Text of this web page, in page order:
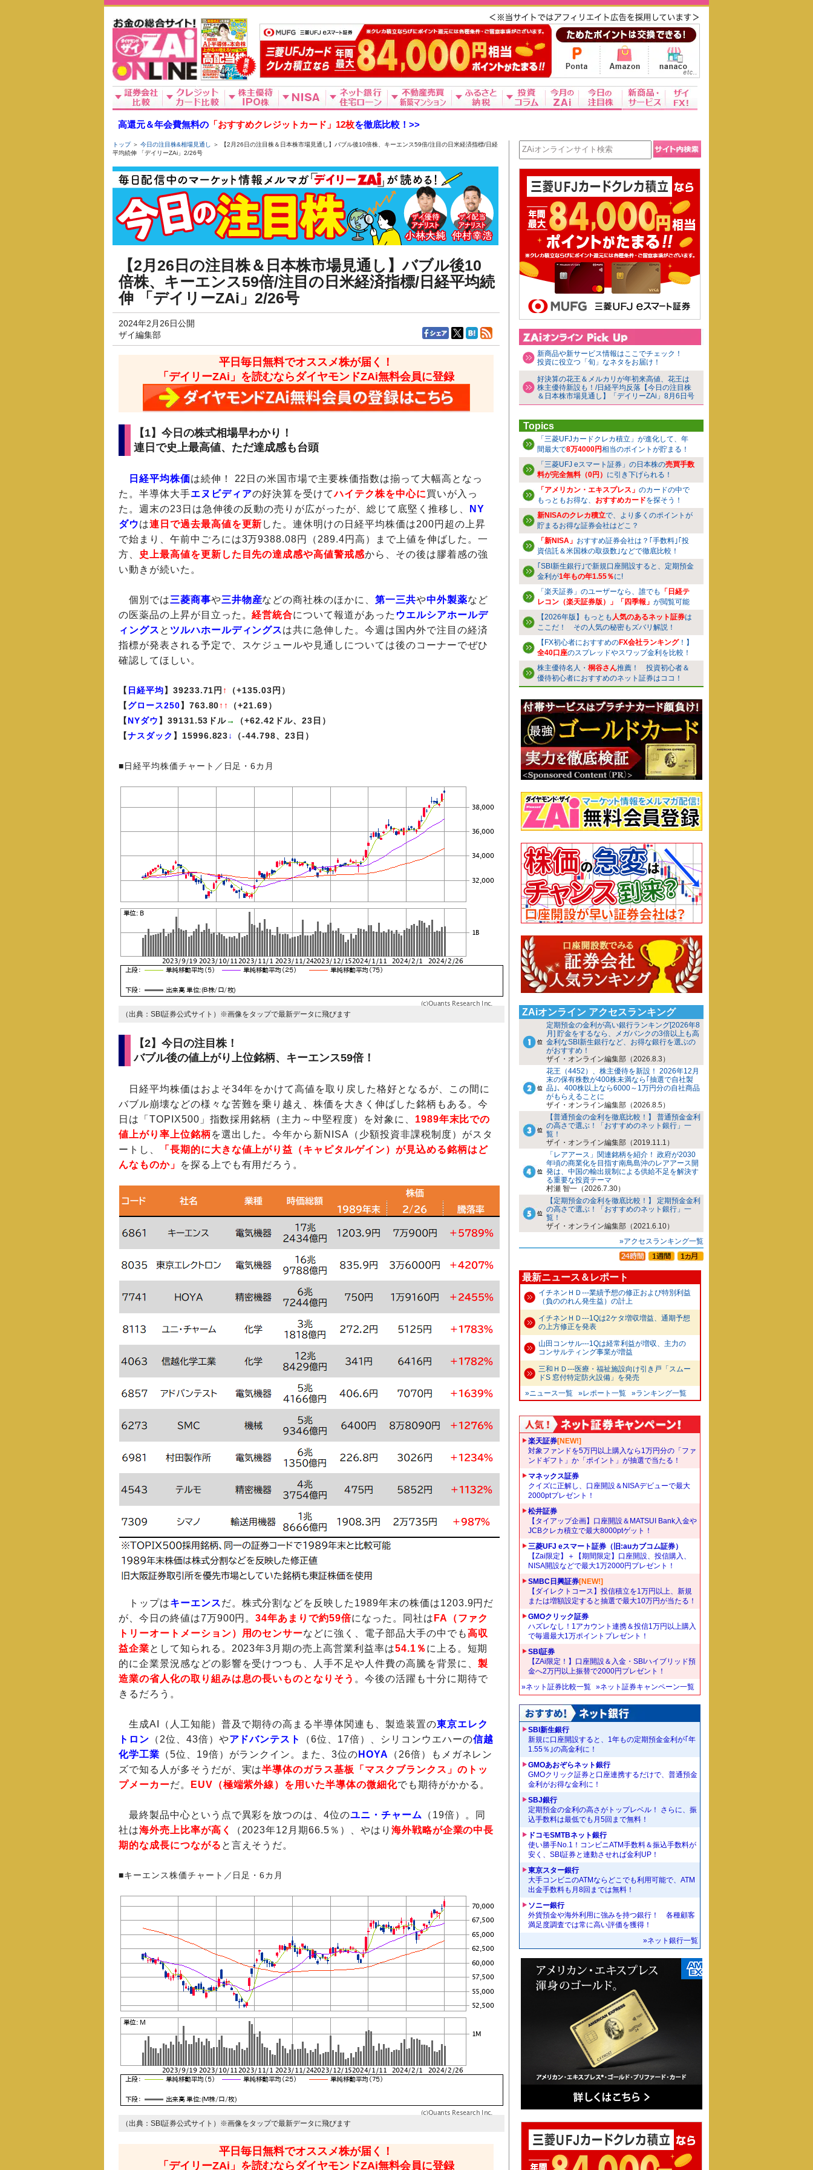
高還元＆年会費無料の 「おすすめクレジットカード」12枚を徹底比較！>>
トップ＞ 今日の注目株&相場見通し
＞ 【2月26日の注目株＆日本株市場見通し】バブル後10倍株、キーエンス59倍/注目の日米経済指標/日経
平均続伸 「デイリーZAi」2/26号
【2月26日の注目株＆日本株市場見通し】バブル後10
倍株、キーエンス59倍/注目の日米経済指標/日経平均続
伸 「デイリーZAi」2/26号
2024年2月26日公開
ザイ編集部
平日毎日無料でオススメ株が届く！
「デイリーZAi」を読むならダイヤモンドZAi無料会員に登録
【1】今日の株式相場早わかり！
連日で史上最高値、ただ達成感も台頭
日経平均株価は続伸！ 22日の米国市場で主要株価指数は揃って大幅高となっ
た。半導体大手エヌビディアの好決算を受けてハイテク株を中心に買いが入っ
た。週末の23日は急伸後の反動の売りが広がったが、総じて底堅く推移し、
NY
ダウは連日で過去最高値を更新 した。連休明けの日経平均株価は200円超の上昇
で始まり、午前中ごろには3万9388.08円（289.4円高）まで上値を伸ばした。一
方、
史上最高値を更新した目先の達成感や高値警戒感から、その後は膠着感の強
い動きが続いた。
個別では三菱商事や三井物産などの商社株のほかに、第一三共や中外製薬など
の医薬品の上昇が目立った。経営統合について報道があった ウエルシアホールデ
ィングス と ツルハホールディングスは共に急伸した。今週は国内外で注目の経済
指標が発表される予定で、スケジュールや見通しについては後のコーナーでぜひ
確認してほしい。
【 日経平均】39233.71円 ↑
（+135.03円）
【グロース250】763.80↑↑
（+21.69）
【NYダウ 】39131.53ドル→
（+62.42ドル、23日）
【ナスダック 】15996.823↓ （-44.798、23日）
■日経平均株価チャート／日足・6カ月
（出典：SBI証券公式サイト）※画像をタップで最新データに飛びます
【2】今日の注目株！
バブル後の値上がり上位銘柄、キーエンス59倍！
日経平均株価はおよそ34年をかけて高値を取り戻した格好となるが、この間に
バブル崩壊などの様々な苦難を乗り越え、株価を大きく伸ばした銘柄もある。今
日は「TOPIX500」指数採用銘柄（主力～中堅程度）を対象に、 1989年末比での
値上がり率上位銘柄を選出した。今年から新NISA（少額投資非課税制度）がスタ
ートし、
「長期的に大きな値上がり益（キャピタルゲイン）が見込める銘柄はど
んなものか」
を探る上でも有用だろう。
トップはキーエンスだ。株式分割などを反映した1989年末の株価は1203.9円だ
が、今日の終値は7万900円。34年あまりで約59倍になった。同社は FA（ファク
トリーオートメーション）用のセンサーなどに強く、電子部品大手の中でも高収
益企業として知られる。2023年3月期の売上高営業利益率は54.1％ に上る。短期
的に企業景況感などの影響を受けつつも、人手不足や人件費の高騰を背景に、 製
造業の省人化の取り組みは息の長いものとなりそう 。今後の活躍も十分に期待で
きるだろう。
生成AI（人工知能）普及で期待の高まる半導体関連も、製造装置の東京エレク
トロン （2位、43倍）やアドバンテスト （6位、17倍）、シリコンウエハーの信越
化学工業 （5位、19倍）がランクイン。また、3位の HOYA
（26倍）もメガネレン
ズで知る人が多そうだが、実は半導体のガラス基板「マスクブランクス」のトッ
プメーカーだ。 EUV（極端紫外線）を用いた半導体の微細化でも期待がかかる。
最終製品中心という点で異彩を放つのは、4位のユニ・チャーム
（19倍）。同
社は海外売上比率が高く （2023年12月期66.5％）、やはり 海外戦略が企業の中長
期的な成長につながる と言えそうだ。
■キーエンス株価チャート／日足・6カ月
（出典：SBI証券公式サイト）※画像をタップで最新データに飛びます
平日毎日無料でオススメ株が届く！
「デイリーZAi」を読むならダイヤモンドZAi無料会員に登録
新商品や新サービス情報はここでチェック！
投資に役立つ「旬」なネタをお届け！
好決算の花王＆メルカリが年初来高値、花王は
株主優待新設も！/日経平均反落【今日の注目株
＆日本株市場見通し】「デイリーZAi」8月6日号
Topics
「三菱UFJカードクレカ積立」が進化して、年
間最大で8万4000円相当のポイントが貯まる！
「三菱UFJ eスマート証券」の日本株の売買手数
料が完全無料（0円） に引き下げられる！
「アメリカン・エキスプレス」 のカードの中で
もっともお得な、 おすすめカードを探そう！
新NISAのクレカ積立で、より多くのポイントが
貯まるお得な証券会社はどこ？
「新NISA」 おすすめ証券会社は？｢手数料｣｢投
資信託＆米国株の取扱数｣などで徹底比較！
｢SBI新生銀行｣で新規口座開設すると、定期預金
金利が1年もの年1.55％に!
「楽天証券」のユーザーなら、誰でも
「日経テ
レコン（楽天証券版）」「四季報」 が閲覧可能
【2026年版】もっとも 人気のあるネット証券は
ここだ！ その人気の秘密もズバリ解説！
【FX初心者におすすめのFX会社ランキング！】
全40口座のスプレッドやスワップ金利を比較！
株主優待名人・ 桐谷さん推薦！ 投資初心者＆
優待初心者におすすめのネット証券はココ！
ZAiオンライン アクセスランキング
定期預金の金利が高い銀行ランキング[2026年8
月] 貯金をするなら、メガバンクの3倍以上も高
金利なSBI新生銀行など、お得な銀行を選ぶの
がおすすめ！
ザイ・オンライン編集部（2026.8.3）
花王（4452）、株主優待を新設！ 2026年12月
末の保有株数が400株未満なら｢抽選で自社製
品｣、400株以上なら6000～1万円分の自社商品
がもらえることに
ザイ・オンライン編集部（2026.8.5）
【普通預金の金利を徹底比較！】 普通預金金利
の高さで選ぶ！「おすすめのネット銀行」一
覧！
ザイ・オンライン編集部（2019.11.1）
「レアアース」関連銘柄を紹介！ 政府が2030
年頃の商業化を目指す南鳥島沖のレアアース開
発は、中国の輸出規制による供給不足を解決す
る重要な投資テーマ
村瀬 智一（2026.7.30）
【定期預金の金利を徹底比較！】 定期預金金利
の高さで選ぶ！「おすすめのネット銀行」一
覧！
ザイ・オンライン編集部（2021.6.10）
»アクセスランキング一覧
最新ニュース＆レポート
イチネンＨＤ---業績予想の修正および特別利益
（負ののれん発生益）の計上
イチネンＨＤ---1Qは2ケタ増収増益、通期予想
の上方修正を発表
山田コンサル---1Qは経常利益が増収、主力の
コンサルティング事業が増益
三和ＨＤ---医療・福祉施設向け引き戸「スムー
ドS 窓付特定防火設備」を発売
»ニュース一覧
»レポート一覧 »ランキング一覧
楽天証券[NEW!]
対象ファンドを5万円以上購入なら1万円分の「ファ
ンドギフト」か「ポイント」が抽選で当たる！
マネックス証券
クイズに正解し、口座開設＆NISAデビューで最大
2000ptプレゼント！
松井証券
【タイアップ企画】口座開設＆MATSUI Bank入金や
JCBクレカ積立で最大8000ptゲット！
三菱UFJ eスマート証券（旧:auカブコム証券）
【Zai限定】＋【期間限定】口座開設、投信購入、
NISA開設などで最大1万2000円プレゼント！
SMBC日興証券[NEW!]
【ダイレクトコース】投信積立を1万円以上、新規
または増額設定すると抽選で最大10万円が当たる！
GMOクリック証券
ハズレなし！1アカウント連携＆投信1万円以上購入
で毎週最大1万ポイントプレゼント！
SBI証券
【ZAi限定！】口座開設＆入金・SBIハイブリッド預
金へ2万円以上振替で2000円プレゼント！
»ネット証券比較一覧 »ネット証券キャンペーン一覧
SBI新生銀行
新規に口座開設すると、1年もの定期預金金利が｢年
1.55％｣の高金利に！
GMOあおぞらネット銀行
GMOクリック証券と口座連携するだけで、普通預金
金利がお得な金利に！
SBJ銀行
定期預金の金利の高さがトップレベル！ さらに、振
込手数料は最低でも月5回まで無料！
ドコモSMTBネット銀行
使い勝手No.1！コンビニATM手数料＆振込手数料が
安く、SBI証券と連動させれば金利UP！
東京スター銀行
大手コンビニのATMならどこでも利用可能で、ATM
出金手数料も月8回までは無料！
ソニー銀行
外貨預金や海外利用に強みを持つ銀行！ 各種顧客
満足度調査では常に高い評価を獲得！
»ネット銀行一覧